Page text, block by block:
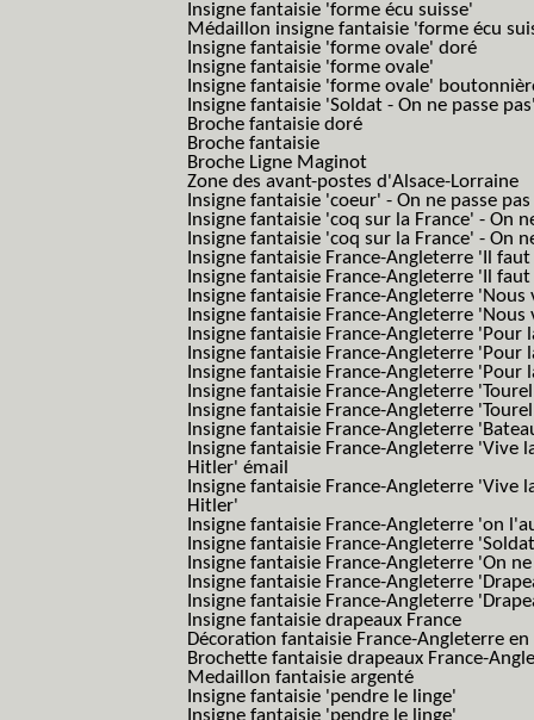
Insigne fantaisie 'forme écu suisse'
Médaillon insigne fantaisie 'forme écu
Insigne fantaisie 'forme ovale' doré
Insigne fantaisie 'forme ovale'
Insigne fantaisie 'forme ovale'
Insigne fantaisie 'Soldat - On ne passe
Broche fantaisie doré
Broche fantaisie
Broche Ligne Maginot
Zone des avant-postes d'Alsace-Lorraine
Insigne fantaisie 'coeur' - On ne passe pas
Insigne fantaisie 'coq sur la France' - On
Insigne fantaisie 'coq sur la France' - On
Insigne fantaisie France-Angleterre 'Il
Insigne fantaisie France-Angleterre 'Il
Insigne fantaisie France-Angleterre
Insigne fantaisie France-Angleterre
Insigne fantaisie France-Angleterre 'Pour
Insigne fantaisie France-Angleterre 'Pour
Insigne fantaisie France-Angleterre 'Pour
Insigne fantaisie France-Angleterre
Insigne fantaisie France-Angleterre
Insigne fantaisie France-Angleterre
Insigne fantaisie France-Angleterre
Hitler' émail
Insigne fantaisie France-Angleterre
Hitler'
Insigne fantaisie France-Angleterre 'on
Insigne fantaisie France-Angleterre
Insigne fantaisie France-Angleterre 'On
Insigne fantaisie France-Angleterre
Insigne fantaisie France-Angleterre
Insigne fantaisie drapeaux France
Décoration fantaisie France-Angleterre en
Brochette fantaisie drapeaux France-
Medaillon fantaisie argenté
Insigne fantaisie 'pendre le linge'
Insigne fantaisie 'pendre le linge'